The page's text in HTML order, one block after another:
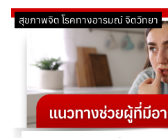
สุขภาพจิต โรคทางอารมณ์ จิตวิทยา